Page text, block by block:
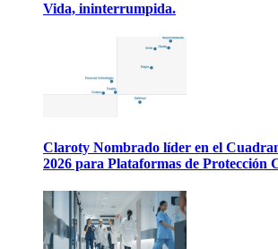
Vida, ininterrumpida.
Claroty Nombrado líder en el
2026 para Plataformas de Protección